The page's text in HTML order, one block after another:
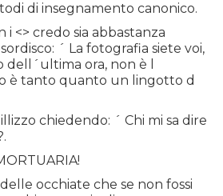
di insegnamento canonico.
<> credo sia abbastanza
´ La fotografia siete voi,
ora, non è l
è tanto quanto un lingotto d
chiedendo: ´ Chi mi sa dire
occhiate che se non fossi